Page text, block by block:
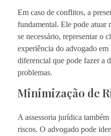
Em caso de conflitos, a
fundamental. Ele pode atuar
se necessário, representar o
experiência do advogado
diferencial que pode fazer a
problemas.
Minimização de
A assessoria jurídica
riscos. O advogado pode